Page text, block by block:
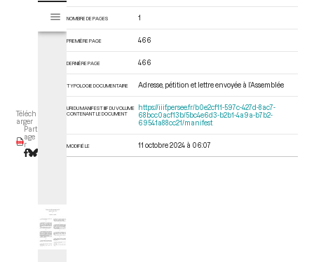
Téléch
arger
Part
age
r
s
M
o
r
Tome XCII - Du 1er messidor au 20 messidor An II (19 juin au 8 juillet
NOMBRE DE PAGES 1
PREMIÈRE PAGE 466
DERNIÈRE PAGE 466
TYPOLOGIE DOCUMENTAIRE Adresse, pétition et lettre envoyée à l’Assemblée
URI DU MANIFEST IIIF DU VOLUME
CONTENANT LE DOCUMENT
https://iiif.persee.fr/b0e2cf11-597c-427d-8ac7-
68bcc0acf13b/5bc4e6d3-b2b1-4a9a-b7b2-
69541a88cc21/manifest
MODIFIÉ LE 11 octobre 2024 à 06:07